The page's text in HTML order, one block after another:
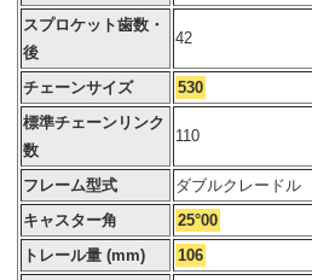
スプロケット歯数・
後
42
チェーンサイズ 530
標準チェーンリンク
数
110
フレーム型式 ダブルクレードル
キャスター角
25°00
トレール量 (mm)
106